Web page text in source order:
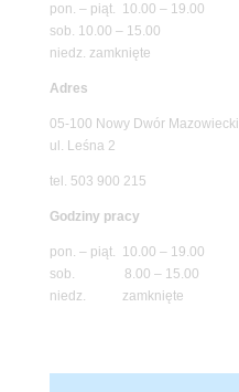
pon. – piąt. 10.00 – 19.00
sob. 10.00 – 15.00
niedz. zamknięte
Adres
05-100 Nowy Dwór Mazowiecki
ul. Leśna 2
tel. 503 900 215
Godziny pracy
pon. – piąt. 10.00 – 19.00
sob. 8.00 – 15.00
niedz. zamknięte